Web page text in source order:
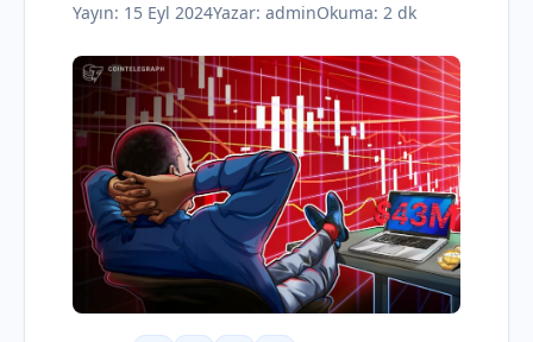
Yayın: 15 Eyl 2024Yazar: adminOkuma: 2 dk